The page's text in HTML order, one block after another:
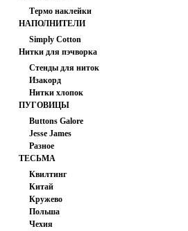
Термо наклейки
НАПОЛНИТЕЛИ
Simply Cotton
(США)
Нитки для пэчворка
Стенды для ниток
Изакорд
мультиколор
Нитки хлопок
ПУГОВИЦЫ
Buttons Galore
Jesse James
Разное
ТЕСЬМА
Квилтинг
Китай
Кружево
Польша
Чехия